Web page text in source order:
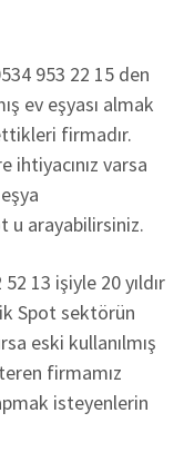
953 22 15 den
ev eşyası almak
firmadır.
ihtiyacınız varsa
u arayabilirsiniz.
13 işiyle 20 yıldır
Spot sektörün
eski kullanılmış
firmamız
isteyenlerin